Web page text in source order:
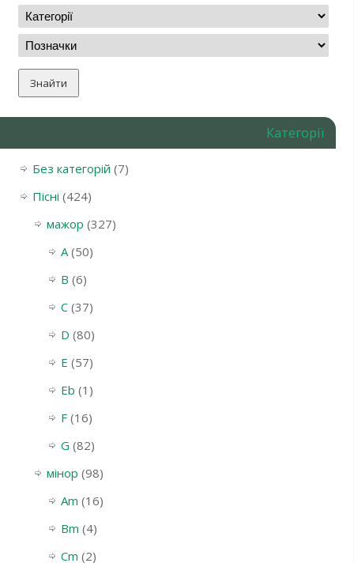
Категорії
Без категорій (7)
Пісні (424)
мажор (327)
A(50)
B (6)
C(37)
D (80)
E (57)
Eb (1)
F(16)
G (82)
мінор (98)
Am (16)
Bm (4)
Cm (2)